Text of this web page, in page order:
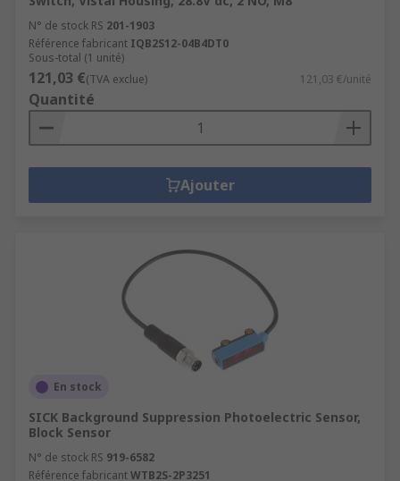
N° de stock RS 201-1903
Référence fabricant IQB2S12-04B4DT0
Sous-total (1 unité)
121,03 €(TVA exclue) 121,03 €/unité
Quantité
Ajouter
En stock
SICK Background Suppression Photoelectric Sensor,
Block Sensor
N° de stock RS 919-6582
Référence fabricantWTB2S-2P3251